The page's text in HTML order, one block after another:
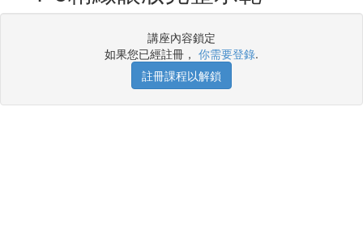
講座內容鎖定
如果您已經註冊， 你需要登錄.
註冊課程以解鎖